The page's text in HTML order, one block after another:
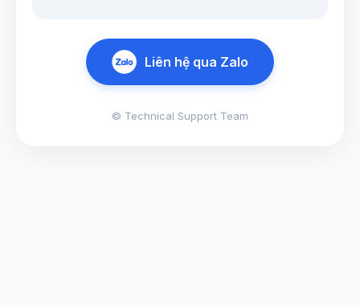
Liên hệ qua Zalo
© Technical Support Team